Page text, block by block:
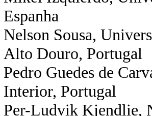
Espanha
Nelson Sousa,
Alto Douro, Portugal
Pedro Guedes de
Interior, Portugal
Per-Ludvik Kjendlie,